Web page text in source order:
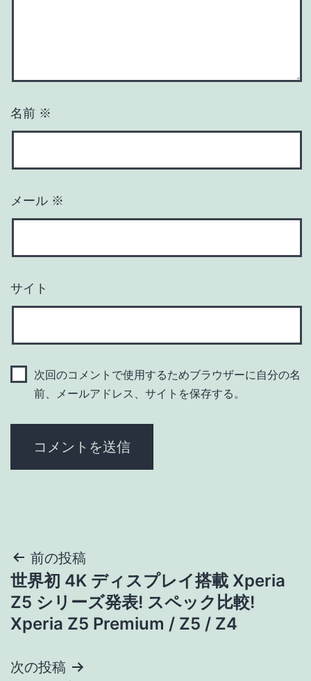
名前 ※
メール ※
サイト
次回のコメントで使用するためブラウザーに自分の名
前、メールアドレス、サイトを保存する。
投
稿
ナ
ビ
前の投稿
世界初 4K ディスプレイ搭載 Xperia
Z5 シリーズ発表! スペック比較!
Xperia Z5 Premium / Z5 / Z4
次の投稿